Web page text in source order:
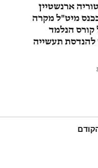
ארנשטיין
מיט"ל מקרה
קורס הנלמד
תעשייה